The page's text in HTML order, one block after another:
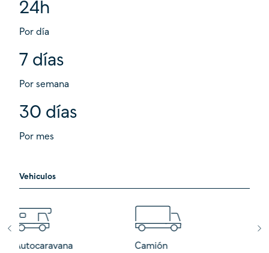
24h
Por día
7 días
Por semana
30 días
Por mes
Vehiculos
Camión Remolque